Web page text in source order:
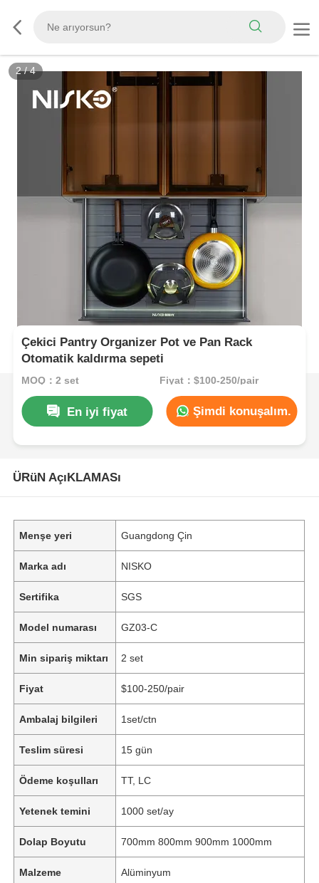
2/4
Çekici Pantry Organizer Pot ve Pan Rack
Otomatik kaldırma sepeti
MOQ：2 set Fiyat：$100-250/pair
En iyi fiyat Şimdi konuşalım.
ÜRüN AçıKLAMASı
Menşe yeri Guangdong Çin
Marka adı NISKO
Sertifika SGS
Model numarası GZ03-C
Min sipariş miktarı 2 set
Fiyat $100-250/pair
Ambalaj bilgileri 1set/ctn
Teslim süresi 15 gün
Ödeme koşulları TT, LC
Yetenek temini 1000 set/ay
Dolap Boyutu 700mm 800mm 900mm 1000mm
Malzeme Alüminyum